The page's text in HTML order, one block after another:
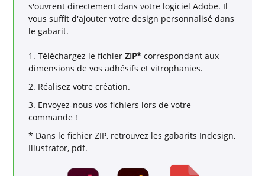
s'ouvrent directement dans votre logiciel Adobe. Il
vous suffit d'ajouter votre design personnalisé dans
le gabarit.
1. Téléchargez le fichierZIP* correspondant aux
dimensions de vos adhésifs et vitrophanies.
2. Réalisez votre création.
3. Envoyez-nous vos fichiers lors de votre
commande !
* Dans le fichier ZIP, retrouvez les gabarits Indesign,
Illustrator, pdf.